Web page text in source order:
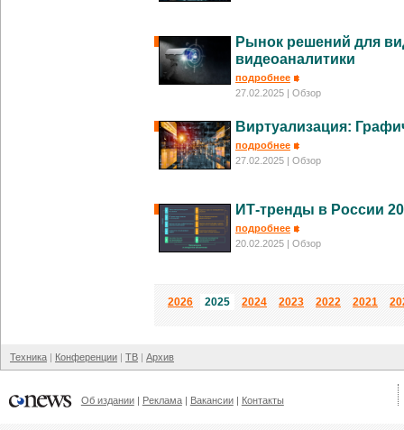
Рынок решений для
видеоаналитики
подробнее
27.02.2025
| Обзор
Виртуализация:
подробнее
27.02.2025
| Обзор
ИТ-тренды в России
подробнее
20.02.2025
| Обзор
2026 2025 2024 2023 2022 2021
Техника Конференции ТВ Архив
Об издании Реклама Вакансии Контакты